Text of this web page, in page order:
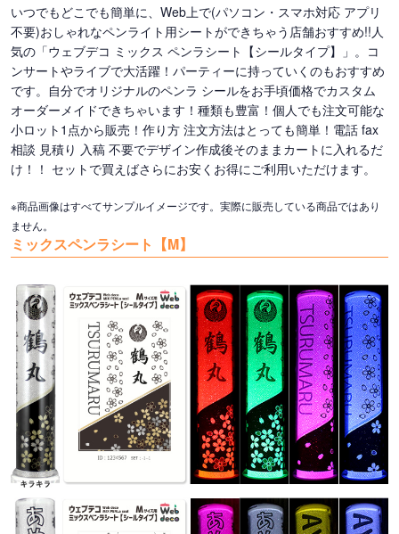
いつでもどこでも簡単に、Web上で(パソコン・スマホ対応 アプリ
不要)おしゃれなペンライト用シートができちゃう店舗おすすめ!!人
気の「ウェブデコ ミックス ペンラシート【シールタイプ】」。コ
ンサートやライブで大活躍！パーティーに持っていくのもおすすめ
です。自分でオリジナルのペンラ シールをお手頃価格でカスタム
オーダーメイドできちゃいます！種類も豊富！個人でも注文可能な
小ロット1点から販売！作り方 注文方法はとっても簡単！電話 fax
相談 見積り 入稿 不要でデザイン作成後そのままカートに入れるだ
け！！ セットで買えばさらにお安くお得にご利用いただけます。
※商品画像はすべてサンプルイメージです。実際に販売している商品ではあり
ません。
ミックスペンラシート【M】